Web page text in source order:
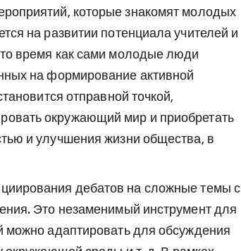
которые знакомят молодых
на развитии потенциала учителей и
время как сами молодые люди
на формирование активной
отправной точкой,
окружающий мир и приобретать
и улучшения жизни общества, в
дебатов на сложные темы с
Это незаменимый инструмент для
можно адаптировать для обсуждения